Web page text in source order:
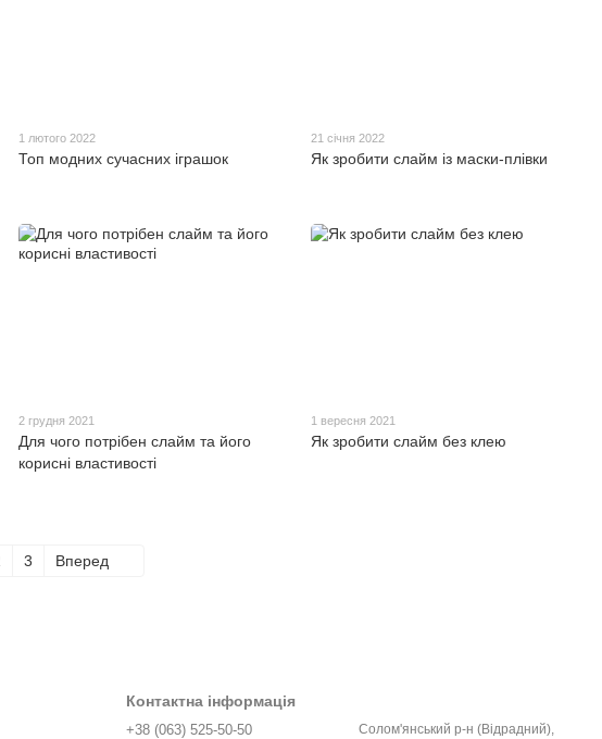
1 лютого 2022
Топ модних сучасних іграшок
21 січня 2022
Як зробити слайм із маски-плівки
2 грудня 2021
Для чого потрібен слайм та його
корисні властивості
1 вересня 2021
Як зробити слайм без клею
3 Вперед
Контактна інформація
+38 (063) 525-50-50
Солом'янський р-н (Відрадний),